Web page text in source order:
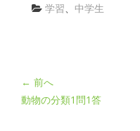
学習 中学生
← 前へ
動物の分類1問1答